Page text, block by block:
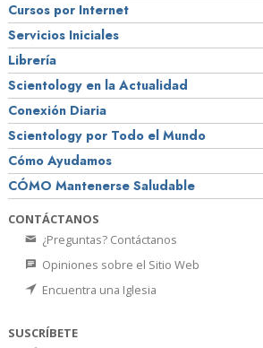
Cursos por Internet
Servicios Iniciales
Librería
Scientology en la Actualidad
Conexión Diaria
Scientology por Todo el Mundo
Cómo Ayudamos
CÓMO Mantenerse Saludable
CONTÁCTANOS
¿Preguntas? Contáctanos
Opiniones sobre el Sitio Web
Encuentra una Iglesia
SUSCRÍBETE